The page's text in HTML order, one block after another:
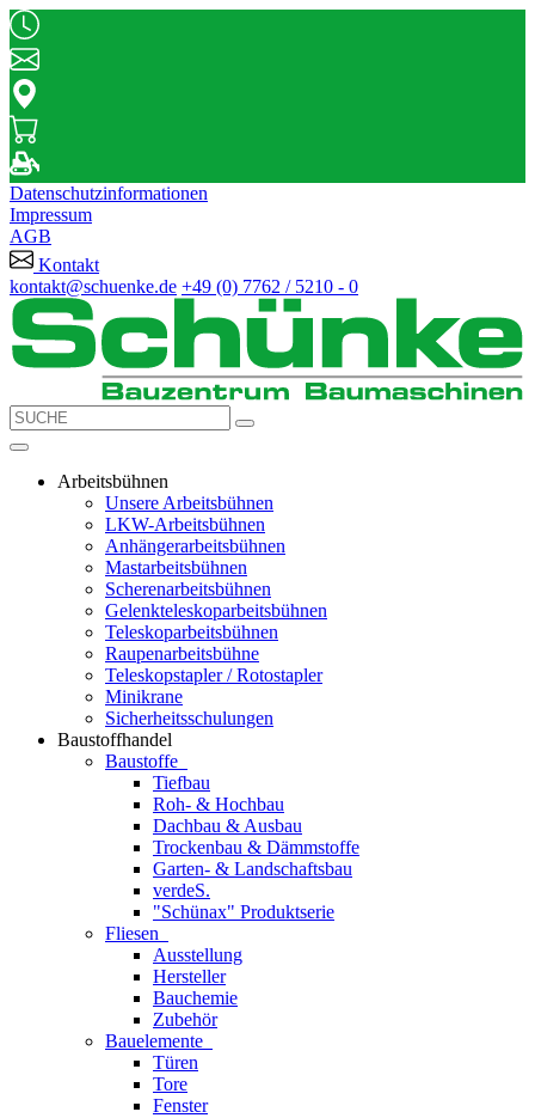
Datenschutzinformationen
Impressum
AGB
Kontakt
kontakt@schuenke.de +49 (0) 7762 / 5210 - 0
Arbeitsbühnen
Unsere Arbeitsbühnen
LKW-Arbeitsbühnen
Anhängerarbeitsbühnen
Mastarbeitsbühnen
Scherenarbeitsbühnen
Gelenkteleskoparbeitsbühnen
Teleskoparbeitsbühnen
Raupenarbeitsbühne
Teleskopstapler / Rotostapler
Minikrane
Sicherheitsschulungen
Baustoffhandel
Baustoffe
Tiefbau
Roh- & Hochbau
Dachbau & Ausbau
Trockenbau & Dämmstoffe
Garten- & Landschaftsbau
verdeS.
"Schünax" Produktserie
Fliesen
Ausstellung
Hersteller
Bauchemie
Zubehör
Bauelemente
Türen
Tore
Fenster